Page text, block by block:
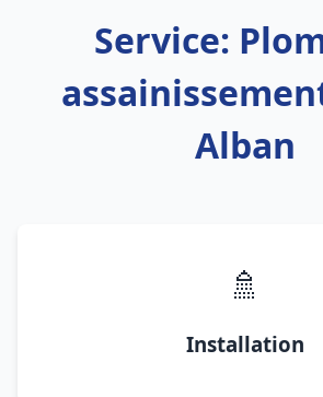
Service:
Alban
🚿
Installation